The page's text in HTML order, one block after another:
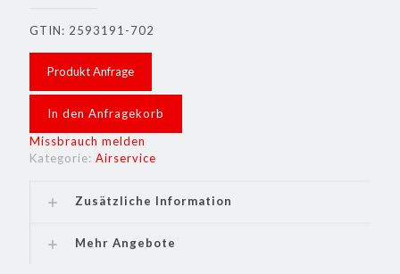
GTIN: 2593191-702
Produkt Anfrage
In den Anfragekorb
Missbrauch melden
Kategorie: Airservice
Zusätzliche Information
Mehr Angebote